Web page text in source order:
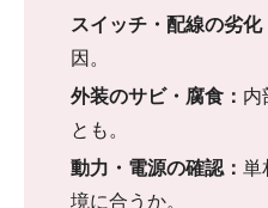
スイッチ・配線の劣化
因。
外装のサビ・腐食： 内
とも。
動力・電源の確認： 単
境に合うか。